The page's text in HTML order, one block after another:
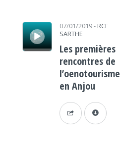
Lecteur audio 07/01/2019- RCF
SARTHE
Les premières
rencontres de
l’oenotourisme
en Anjou